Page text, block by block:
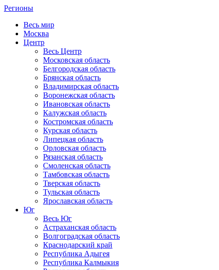
Регионы
Весь мир
Москва
Центр
Весь Центр
Московская область
Белгородская область
Брянская область
Владимирская область
Воронежская область
Ивановская область
Калужская область
Костромская область
Курская область
Липецкая область
Орловская область
Рязанская область
Смоленская область
Тамбовская область
Тверская область
Тульская область
Ярославская область
Юг
Весь Юг
Астраханская область
Волгоградская область
Краснодарский край
Республика Адыгея
Республика Калмыкия